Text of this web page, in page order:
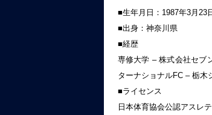
■生年月日：1987年3月23
■出身：神奈川県
■経歴
専修大学 – 株式会社セブ
ターナショナルFC – 栃木
■ライセンス
日本体育協会公認アスレ